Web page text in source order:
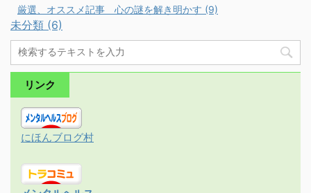
厳選、オススメ記事 心の謎を解き明かす (9)
未分類 (6)
リンク
にほんブログ村